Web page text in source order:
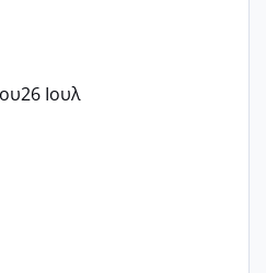
ιδιωτικό παιδικό στ
26 Ιουλ